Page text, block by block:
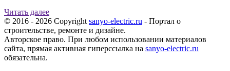
Читать далее
© 2016 - 2026 Copyright sanyo-electric.ru - Портал о
строительстве, ремонте и дизайне.
Авторское право. При любом использовании материалов
сайта, прямая активная гиперссылка на sanyo-electric.ru
обязательна.